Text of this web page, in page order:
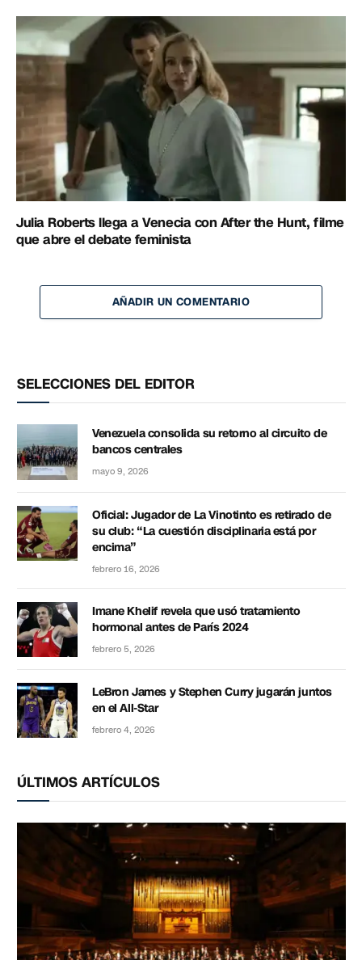
Julia Roberts llega a Venecia con After the Hunt, filme
que abre el debate feminista
AÑADIR UN COMENTARIO
SELECCIONES DEL EDITOR
Venezuela consolida su retorno al circuito de
bancos centrales
mayo 9, 2026
Oficial: Jugador de La Vinotinto es retirado de
su club: “La cuestión disciplinaria está por
encima”
febrero 16, 2026
Imane Khelif revela que usó tratamiento
hormonal antes de París 2024
febrero 5, 2026
LeBron James y Stephen Curry jugarán juntos
en el All-Star
febrero 4, 2026
ÚLTIMOS ARTÍCULOS